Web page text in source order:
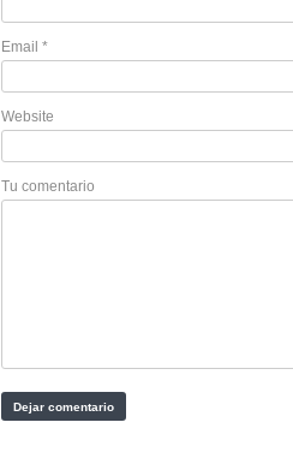
Email *
Website
Tu comentario